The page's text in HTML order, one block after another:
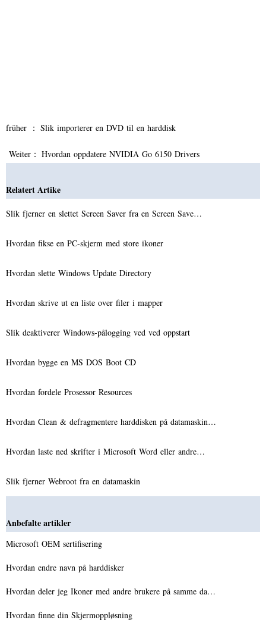
früher ： Slik importerer en DVD til en harddisk
Weiter： Hvordan oppdatere NVIDIA Go 6150 Drivers
Relatert Artike
Slik fjerner en slettet Screen Saver fra en Screen Save…
Hvordan fikse en PC-skjerm med store ikoner
Hvordan slette Windows Update Directory
Hvordan skrive ut en liste over filer i mapper
Slik deaktiverer Windows-pålogging ved ved oppstart
Hvordan bygge en MS DOS Boot CD
Hvordan fordele Prosessor Resources
Hvordan Clean & defragmentere harddisken på datamaskin…
Hvordan laste ned skrifter i Microsoft Word eller andre…
Slik fjerner Webroot fra en datamaskin
Anbefalte artikler
Microsoft OEM sertifisering
Hvordan endre navn på harddisker
Hvordan deler jeg Ikoner med andre brukere på samme da…
Hvordan finne din Skjermoppløsning